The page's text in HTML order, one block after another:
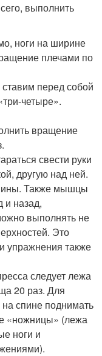
выполнить
ноги на ширине
плечами по
перед собой
четыре».
вращение
свести руки
другую над ней.
Также мышцы
и назад,
выполнять не
Это
упражнения также
следует лежа
20 раз. Для
спине поднимать
«ножницы» (лежа
ноги и